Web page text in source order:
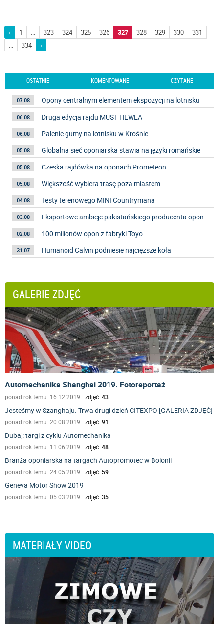
‹ 1 ... 323 324 325 326 327 328 329 330
331
...
334 ›
OSTATNIE KOMENTOWANE CZYTANE
07.08 Opony centralnym elementem ekspozycji na lotnisku
06.08 Druga edycja rajdu MUST HEWEA
06.08 Palenie gumy na lotnisku w Krośnie
05.08 Globalna sieć oponiarska stawia na języki romańskie
05.08 Czeska rajdówka na oponach Prometeon
05.08 Większość wybiera trasę poza miastem
04.08 Testy terenowego MINI Countrymana
03.08 Eksportowe ambicje pakistańskiego producenta opon
02.08 100 milionów opon z fabryki Toyo
31.07 Humanoid Calvin podniesie najcięższe koła
GALERIE ZDJĘĆ
Automechanika Shanghai 2019. Fotoreportaż
ponad rok temu 16.12.2019 zdjęć: 43
Jesteśmy w Szanghaju. Trwa drugi dzień CITEXPO [GALERIA ZDJĘĆ]
ponad rok temu 20.08.2019 zdjęć: 91
Dubaj: targi z cyklu Automechanika
ponad rok temu 11.06.2019 zdjęć: 48
Branża oponiarska na targach Autopromotec w Bolonii
ponad rok temu 24.05.2019 zdjęć: 59
Geneva Motor Show 2019
ponad rok temu 05.03.2019 zdjęć: 35
MATERIAŁY VIDEO